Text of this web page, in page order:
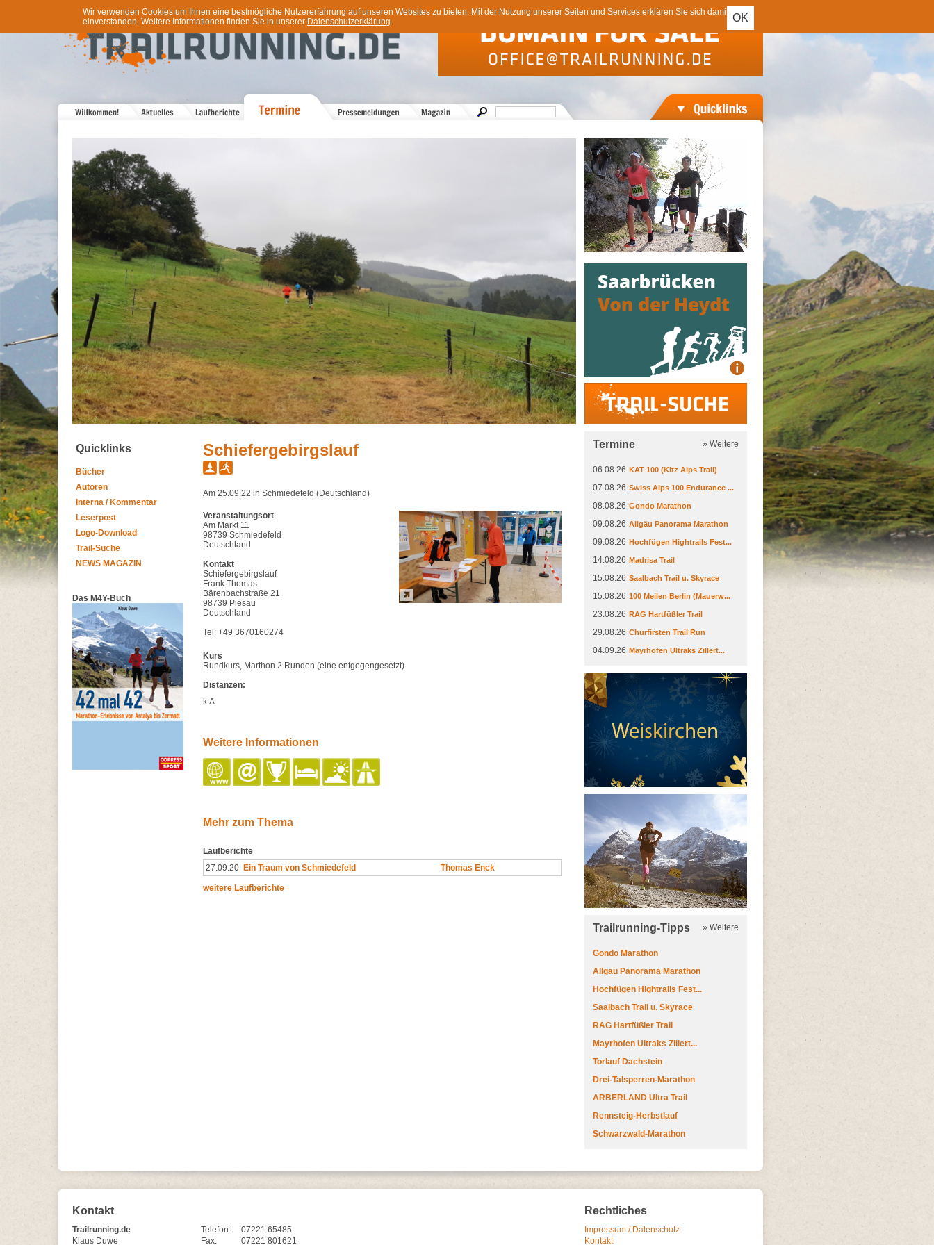
OK
Wir verwenden Cookies um Ihnen eine bestmögliche Nutzererfahrung auf unseren Websites zu bieten. Mit der Nutzung unserer Seiten und Services erklären Sie sich damit
einverstanden. Weitere Informationen finden Sie in unserer Datenschutzerklärung.
Trail-Suche
Quicklinks
Bücher
Autoren
Interna / Kommentar
Leserpost
Logo-Download
Trail-Suche
NEWS MAGAZIN
Das M4Y-Buch
Schiefergebirgslauf
Am 25.09.22 in Schmiedefeld (Deutschland)
Veranstaltungsort
Am Markt 11
98739 Schmiedefeld
Deutschland
Kontakt
Schiefergebirgslauf
Frank Thomas
Bärenbachstraße 21
98739 Piesau
Deutschland
Tel: +49 3670160274
Kurs
Rundkurs, Marthon 2 Runden (eine entgegengesetzt)
Distanzen:
k.A.
Weitere Informationen
Mehr zum Thema
Laufberichte
27.09.20 Ein Traum von Schmiedefeld Thomas Enck
weitere Laufberichte
Termine » Weitere
06.08.26 KAT 100 (Kitz Alps Trail)
07.08.26 Swiss Alps 100 Endurance ...
08.08.26 Gondo Marathon
09.08.26 Allgäu Panorama Marathon
09.08.26 Hochfügen Hightrails Fest...
14.08.26 Madrisa Trail
15.08.26 Saalbach Trail u. Skyrace
15.08.26 100 Meilen Berlin (Mauerw...
23.08.26 RAG Hartfüßler Trail
29.08.26 Churfirsten Trail Run
04.09.26 Mayrhofen Ultraks Zillert...
Trailrunning-Tipps » Weitere
Gondo Marathon
Allgäu Panorama Marathon
Hochfügen Hightrails Fest...
Saalbach Trail u. Skyrace
RAG Hartfüßler Trail
Mayrhofen Ultraks Zillert...
Torlauf Dachstein
Drei-Talsperren-Marathon
ARBERLAND Ultra Trail
Rennsteig-Herbstlauf
Schwarzwald-Marathon
Kontakt
Trailrunning.de
Klaus Duwe
Telefon:
07221 65485
Fax:
07221 801621
Rechtliches
Impressum / Datenschutz
Kontakt